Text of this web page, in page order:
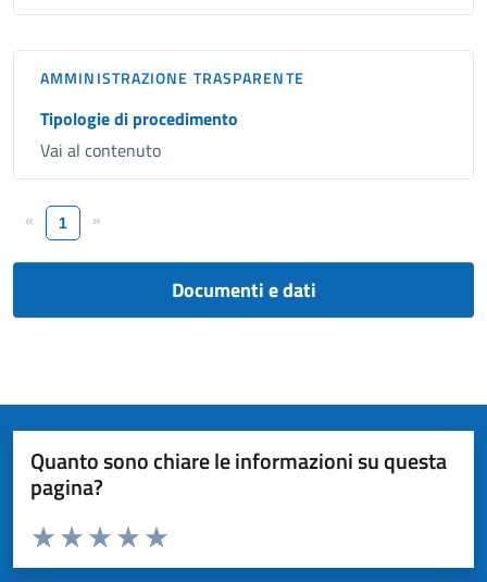
AMMINISTRAZIONE TRASPARENTE
Tipologie di procedimento
Vai al contenuto
« 1 »
Documenti e dati
Quanto sono chiare le informazioni su questa
pagina?
Valuta da 1 a 5 stelle la pagina
Valuta 5 stelle su 5
Valuta 4 stelle su 5
Valuta 3 stelle su 5
Valuta 2 stelle su 5
Valuta 1 stelle su 5